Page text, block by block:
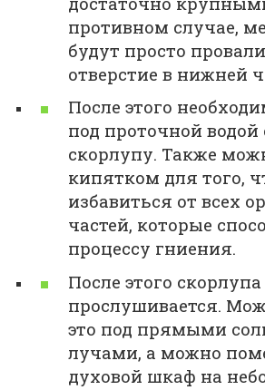
противном случае,
будут просто
отверстие в нижней
После этого
под проточной
скорлупу. Также
кипятком для того,
избавиться от всех
частей, которые
процессу гниения.
После этого
прослушивается.
это под прямыми
лучами, а можно
духовой шкаф на